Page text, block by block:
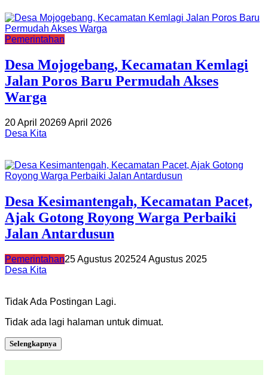
Pemerintahan
Desa Mojogebang, Kecamatan Kemlagi
Jalan Poros Baru Permudah Akses
Warga
20 April 20269 April 2026
Desa Kita
Desa Kesimantengah, Kecamatan Pacet,
Ajak Gotong Royong Warga Perbaiki
Jalan Antardusun
Pemerintahan25 Agustus 202524 Agustus 2025
Desa Kita
Tidak Ada Postingan Lagi.
Tidak ada lagi halaman untuk dimuat.
Selengkapnya